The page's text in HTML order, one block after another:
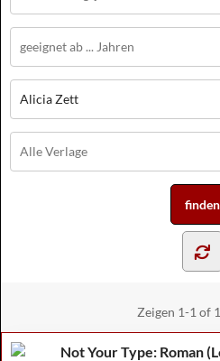
Alicia Zett
Zeigen 1-1 of 1